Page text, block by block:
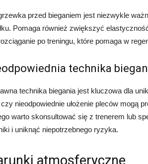
przed bieganiem jest niezwykle
Pomaga również zwiększyć
po treningu, które pomaga w
technika
technika biegania jest kluczowa dla
nieodpowiednie ułożenie pleców mogą
warto skonsultować się z trenerem lub
i uniknąć niepotrzebnego ryzyka.
atmosferyczne